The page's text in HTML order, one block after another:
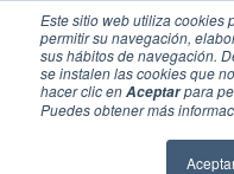
Este sitio web utiliza cookies
permitir su navegación,
sus hábitos de navegación.
se instalen las cookies que
hacer clic enAceptarpara
Puedes obtener más